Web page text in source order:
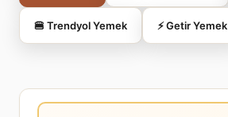
🍔 Trendyol Yemek ⚡ Getir Yemek